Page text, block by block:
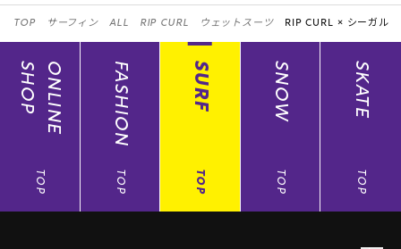
TOP サーフィン ALL RIP CURL ウェットスーツ RIP CURL × シーガル
ONLINE
SHOP
TOP
FASHION
TOP
SURF
TOP
SNOW
TOP
SKATE
TOP